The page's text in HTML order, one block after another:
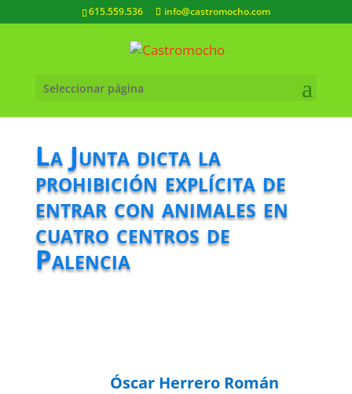
615.559.536 info@castromocho.com
Seleccionar página
La Junta dicta la
prohibición explícita de
entrar con animales en
cuatro centros de
Palencia
Óscar Herrero Román